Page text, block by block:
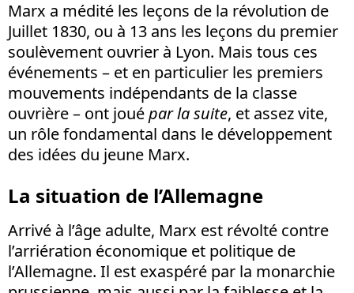
Marx a médité les leçons de la révolution de
Juillet 1830, ou à 13 ans les leçons du premier
soulèvement ouvrier à Lyon. Mais tous ces
événements – et en particulier les premiers
mouvements indépendants de la classe
ouvrière – ont jouépar la suite, et assez vite,
un rôle fondamental dans le développement
des idées du jeune Marx.
La situation de l’Allemagne
Arrivé à l’âge adulte, Marx est révolté contre
l’arriération économique et politique de
l’Allemagne. Il est exaspéré par la monarchie